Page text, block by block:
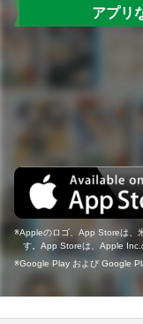
アプリ
Appleのロゴ、App Storeは、
す。App Storeは、Apple Inc.
Google Play および Google